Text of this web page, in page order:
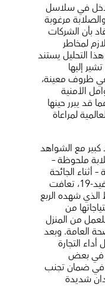
في سلاسل
مرغوبة
بأن الشركات
لمخاطر
التحليل يستند
إليها
ظروف معينة،
الأمنية
قد يبرر حينها
لمراعاة
كبير مع الشواهد
ملحوظة –
الجائحة
والحرب في أوكرانيا. فعقب تفشي كوفيد-19، تعافت
الذي شهده الربع
باحتياجاتها من
من المنزل
العامة. وبعد
التجارة
في بعض
في ضمان تجنب
شديدة